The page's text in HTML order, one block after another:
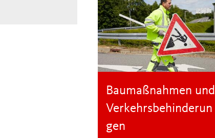
Baumaßnahmen und
Verkehrsbehinderun
gen